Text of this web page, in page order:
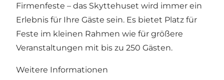
Firmenfeste – das Skyttehuset wird immer ein
Erlebnis für Ihre Gäste sein. Es bietet Platz für
Feste im kleinen Rahmen wie für größere
Veranstaltungen mit bis zu 250 Gästen.
Weitere Informationen